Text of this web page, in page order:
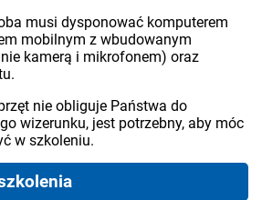
musi dysponować komputerem
mobilnym z wbudowanym
kamerą i mikrofonem) oraz
nie obliguje Państwa do
wizerunku, jest potrzebny, aby móc
w szkoleniu.